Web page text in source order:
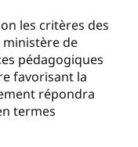
les critères des
ministère de
pédagogiques
favorisant la
répondra
termes